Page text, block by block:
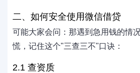
二、如何安全使用微信借贷
可能大家会问：那遇到急用钱的情
慌，记住这个"三查三不"口诀：
2.1 查资质